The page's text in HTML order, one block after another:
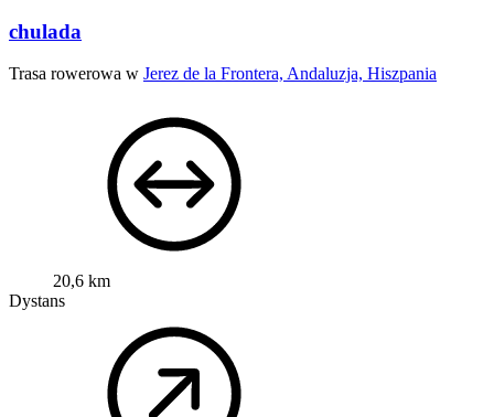
chulada
Trasa rowerowa w Jerez de la Frontera, Andaluzja, Hiszpania
20,6 km
Dystans